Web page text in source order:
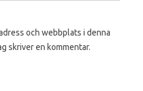
och webbplats i denna
skriver en kommentar.